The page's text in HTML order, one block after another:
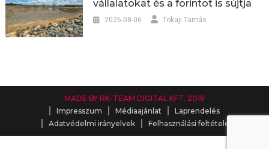
vállalatokat és a forintot is sújtja
2026-08-06 Tokaji Tamás
MADE BY RK-TEAM DIGITAL KFT. 2018
Impresszum
Médiaajánlat
Laprendelés
Adatvédelmi irányelvek
Felhasználási feltételek